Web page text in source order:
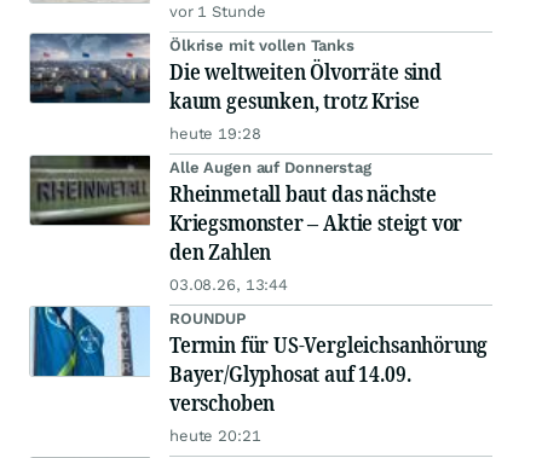
vor 1 Stunde
Ölkrise mit vollen Tanks
Die weltweiten Ölvorräte sind
kaum gesunken, trotz Krise
heute 19:28
Alle Augen auf Donnerstag
Rheinmetall baut das nächste
Kriegsmonster – Aktie steigt vor
den Zahlen
03.08.26, 13:44
ROUNDUP
Termin für US-Vergleichsanhörung
Bayer/Glyphosat auf 14.09.
verschoben
heute 20:21